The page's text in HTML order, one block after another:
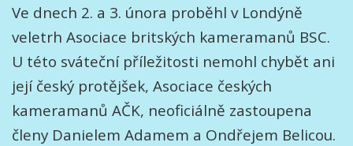
Ve dnech 2. a 3. února proběhl v Londýně
veletrh Asociace britských kameramanů BSC.
U této sváteční příležitosti nemohl chybět ani
její český protějšek, Asociace českých
kameramanů AČK, neoficiálně zastoupena
členy Danielem Adamem a Ondřejem Belicou.